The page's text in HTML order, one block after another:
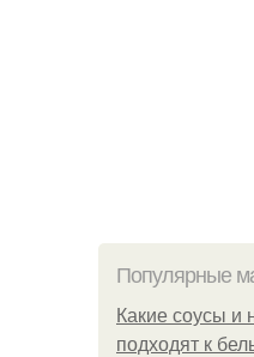
Популярные
Какие соусы и
подходят к